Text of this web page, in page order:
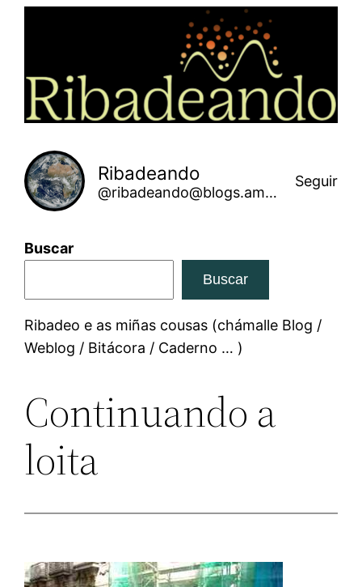
Ribadeando
@ribadeando@blogs.amarinha.gal
Seguir
Buscar
Buscar
Ribadeo e as miñas cousas (chámalle Blog /
Weblog / Bitácora / Caderno … )
Continuando a
loita